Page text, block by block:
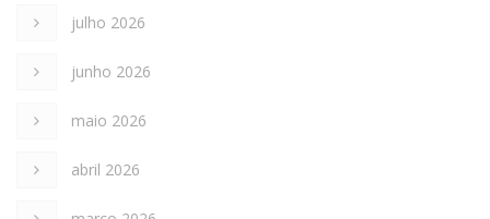
julho 2026
junho 2026
maio 2026
abril 2026